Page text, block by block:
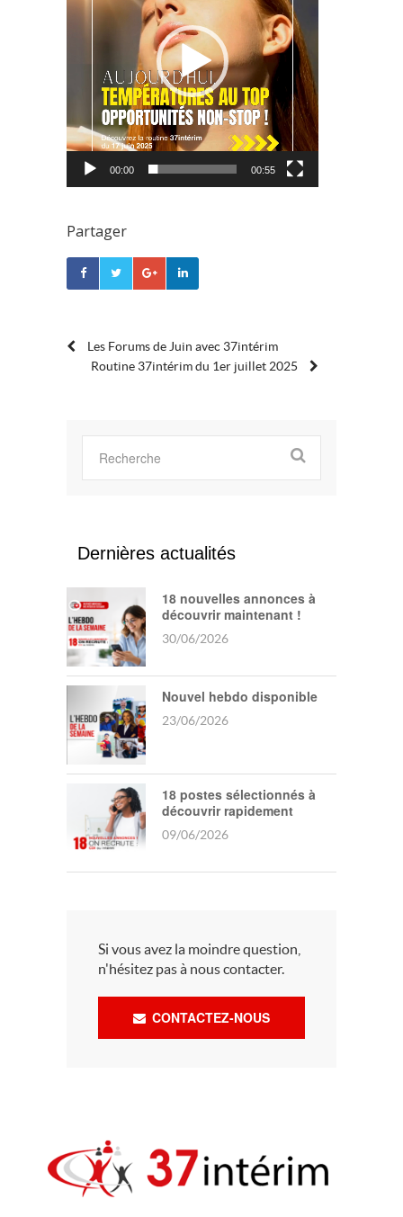
00:00 00:55
Partager
POST
Les Forums de Juin avec 37intérim
Routine 37intérim du 1er juillet 2025
Dernières actualités
18 nouvelles annonces à
découvrir maintenant !
30/06/2026
Nouvel hebdo disponible
23/06/2026
18 postes sélectionnés à
découvrir rapidement
09/06/2026
Si vous avez la moindre question,
n'hésitez pas à nous contacter.
CONTACTEZ-NOUS